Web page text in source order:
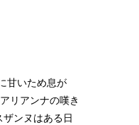
甘いため息が
リアンナの嘆き
ンヌはある日